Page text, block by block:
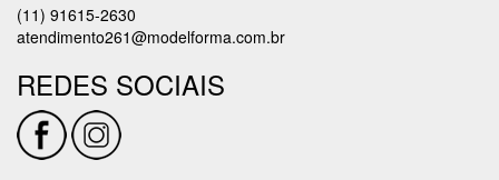
(11) 91615-2630
atendimento261@modelforma.com.br
REDES SOCIAIS